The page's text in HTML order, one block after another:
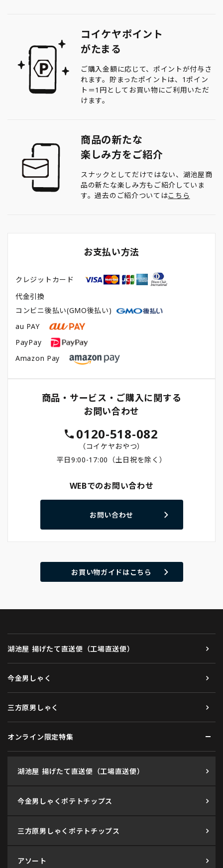
コイケヤポイント
がたまる
ご購入金額に応じて、ポイントが付与さ
れます。貯まったポイントは、1ポイン
ト＝1円としてお買い物にご利用いただ
けます。
商品の新たな
楽しみ方をご紹介
スナックとしてだけではない、湖池屋商
品の新たな楽しみ方もご紹介していま
す。過去のご紹介ついてはこちら
お支払い方法
クレジットカード
代金引換
コンビニ後払い(GMO後払い)
au PAY
PayPay
Amazon Pay
商品・サービス・ご購入に関する
お問い合わせ
0120-518-082
（コイケヤおやつ）
平日9:00-17:00（土日祝を除く）
WEBでのお問い合わせ
お問い合わせ
お買い物ガイドはこちら
湖池屋 揚げたて直送便（工場直送便）
今金男しゃく
三方原男しゃく
オンライン限定特集
湖池屋 揚げたて直送便（工場直送便）
今金男しゃくポテトチップス
三方原男しゃくポテトチップス
アソート